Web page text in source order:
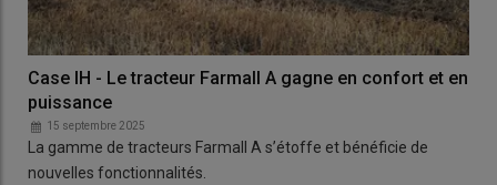
Case IH - Le tracteur Farmall A gagne en confort et en
puissance
15 septembre 2025
La gamme de tracteurs Farmall A s’étoffe et bénéficie de
nouvelles fonctionnalités.